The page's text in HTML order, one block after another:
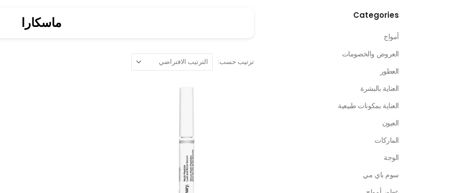
ماسكارا
ترتيب حسب:
Categories
أمواج
العروض والخصومات
العطور
العناية بالبشرة
العناية بمكونات طبيعية
العيون
الماركات
الوجة
سوم باي مي